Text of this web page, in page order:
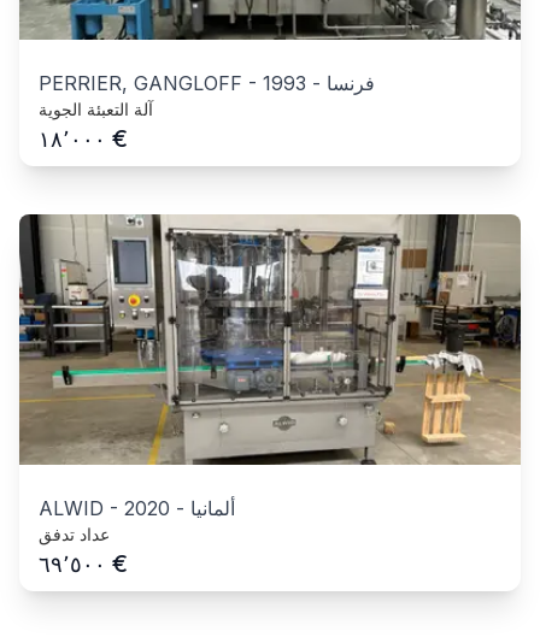
PERRIER, GANGLOFF - 1993 - فرنسا
آلة التعبئة الجوية
١٨٬٠٠٠ €
ALWID - 2020 - ألمانيا
عداد تدفق
٦٩٬٥٠٠ €